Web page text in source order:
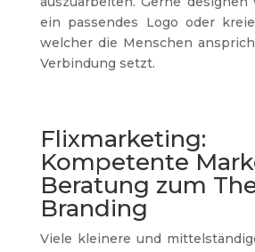
ein passendes Logo oder
welcher die Menschen
Verbindung setzt.
Flixmarketing:
Kompetente
Beratung zum
Branding
Viele kleinere und